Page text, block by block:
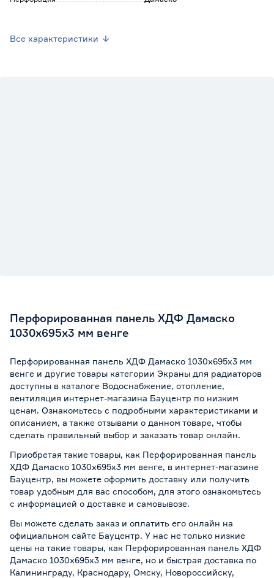
Все характеристики
Перфорированная панель ХДФ Дамаско
1030х695х3 мм венге
Перфорированная панель ХДФ Дамаско 1030х695х3 мм
венге и другие товары категории Экраны для радиаторов
доступны в каталоге Водоснабжение, отопление,
вентиляция интернет-магазина Бауцентр по низким
ценам. Ознакомьтесь с подробными характеристиками и
описанием, а также отзывами о данном товаре, чтобы
сделать правильный выбор и заказать товар онлайн.
Приобретая такие товары, как Перфорированная панель
ХДФ Дамаско 1030х695х3 мм венге, в интернет-магазине
Бауцентр, вы можете оформить доставку или получить
товар удобным для вас способом, для этого ознакомьтесь
с информацией о доставке и самовывозе.
Вы можете сделать заказ и оплатить его онлайн на
официальном сайте Бауцентр. У нас не только низкие
цены на такие товары, как Перфорированная панель ХДФ
Дамаско 1030х695х3 мм венге, но и быстрая доставка по
Калининграду, Краснодару, Омску, Новороссийску,